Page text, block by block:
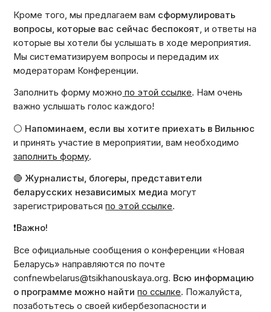
Кроме того, мы предлагаем вам сформулировать
вопросы, которые вас сейчас беспокоят, и ответы на
которые вы хотели бы услышать в ходе мероприятия.
Мы систематизируем вопросы и передадим их
модераторам Конференции.
Заполнить форму можно по этой ссылке. Нам очень
важно услышать голос каждого!
⚪️ Напоминаем, если вы хотите приехать в Вильнюс
и принять участие в мероприятии, вам необходимо
заполнить форму.
🔴 Журналисты, блогеры, представители
беларусских независимых медиамогут
зарегистрироватьсяпо этой ссылке.
❗Важно!
Все официальные сообщения о конференции «Новая
Беларусь» направляются по почте
confnewbelarus@tsikhanouskaya.org. Всю информацию
о программе можно найтипо ссылке. Пожалуйста,
позаботьтесь о своей кибербезопасности и